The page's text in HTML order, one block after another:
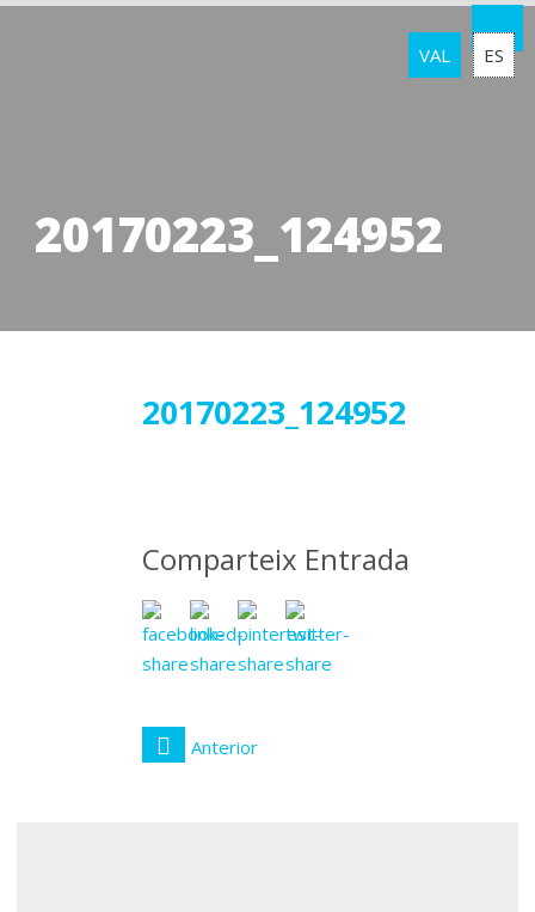
VAL ES
20170223_124952
20170223_124952
Comparteix Entrada
Anterior